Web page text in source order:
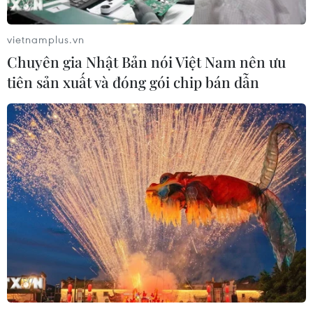
Chiến sự tại Ukraine vẫn tiếp tục diễn
biến căng thẳng
13/02/2015 23:17
Theo cơ quan báo chí của lữ đoàn Azov, sáng 12/2 giao
tranh ác liệt đã diễn ra trên đường Shirokino-Sahanka ở
Đông Bắc Mariupol.
vietnamplus.vn
Chuyên gia Nhật Bản nói Việt Nam nên ưu
tiên sản xuất và đóng gói chip bán dẫn